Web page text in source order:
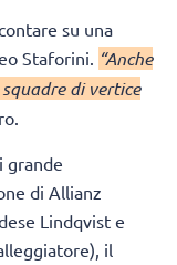
su una
Staforini. “Anche
di vertice
grande
di Allianz
Lindqvist e
il